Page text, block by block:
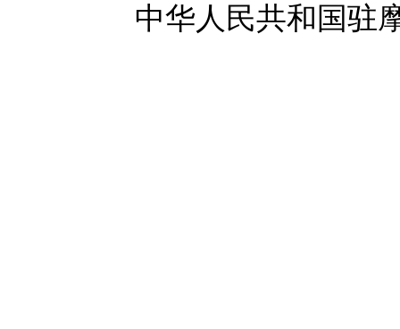
中华人民共和国驻